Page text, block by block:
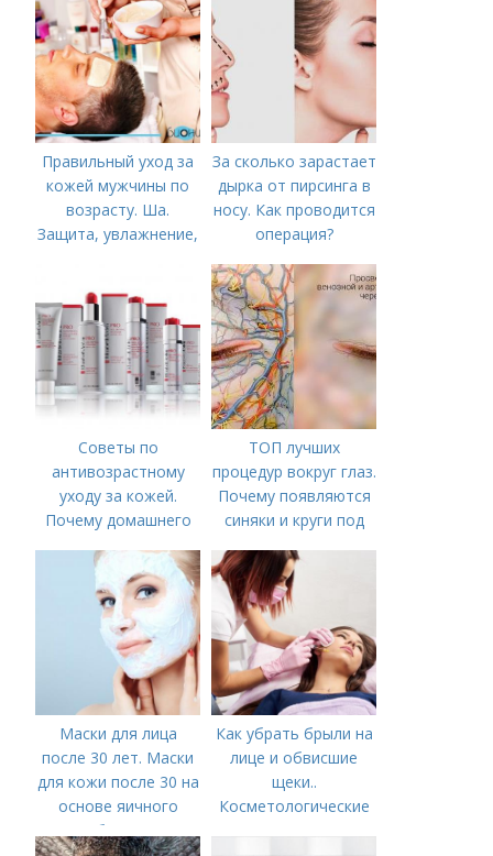
Правильный уход за
кожей мужчины по
возрасту. Ша.
Защита, увлажнение,
За сколько зарастает
дырка от пирсинга в
носу. Как проводится
операция?
Советы по
антивозрастному
уходу за кожей.
Почему домашнего
ТОП лучших
процедур вокруг глаз.
Почему появляются
синяки и круги под
Маски для лица
после 30 лет. Маски
для кожи после 30 на
основе яичного
белка
Как убрать брыли на
лице и обвисшие
щеки..
Косметологические